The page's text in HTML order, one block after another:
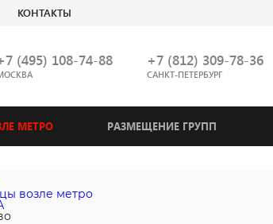
КОНТАКТЫ
(495) 108-74-88 +7 (812) 309-78-36
САНКТ-ПЕТЕРБУРГ
МЕТРО РАЗМЕЩЕНИЕ ГРУПП
возле метро